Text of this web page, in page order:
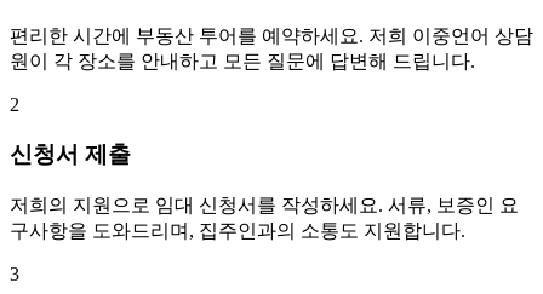
편리한 시간에 부동산 투어를 예약하세요. 저희 이중언어 상담
원이 각 장소를 안내하고 모든 질문에 답변해 드립니다.
2
신청서 제출
저희의 지원으로 임대 신청서를 작성하세요. 서류, 보증인 요
구사항을 도와드리며, 집주인과의 소통도 지원합니다.
3